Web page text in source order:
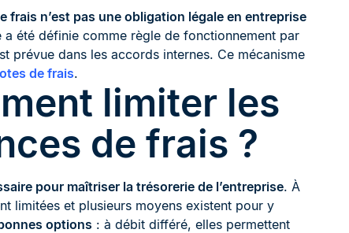
frais n’est pas une obligation légale en entreprise
été définie comme règle de fonctionnement par
prévue dans les accords internes. Ce mécanisme
de frais.
limiter les
de frais ?
pour maîtriser la trésorerie de l’entreprise. À
limitées et plusieurs moyens existent pour y
options : à débit différé, elles permettent